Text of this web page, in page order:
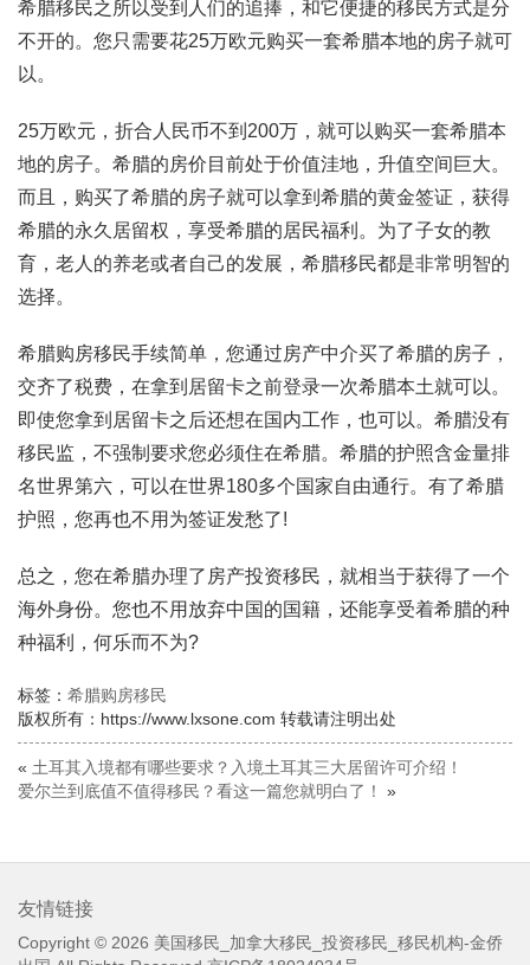
希腊移民之所以受到人们的追捧，和它便捷的移民方式是分
不开的。您只需要花25万欧元购买一套希腊本地的房子就可
以。
25万欧元，折合人民币不到200万，就可以购买一套希腊本
地的房子。希腊的房价目前处于价值洼地，升值空间巨大。
而且，购买了希腊的房子就可以拿到希腊的黄金签证，获得
希腊的永久居留权，享受希腊的居民福利。为了子女的教
育，老人的养老或者自己的发展，希腊移民都是非常明智的
选择。
希腊购房移民手续简单，您通过房产中介买了希腊的房子，
交齐了税费，在拿到居留卡之前登录一次希腊本土就可以。
即使您拿到居留卡之后还想在国内工作，也可以。希腊没有
移民监，不强制要求您必须住在希腊。希腊的护照含金量排
名世界第六，可以在世界180多个国家自由通行。有了希腊
护照，您再也不用为签证发愁了!
总之，您在希腊办理了房产投资移民，就相当于获得了一个
海外身份。您也不用放弃中国的国籍，还能享受着希腊的种
种福利，何乐而不为?
标签： 希腊购房移民
版权所有：https://www.lxsone.com 转载请注明出处
« 土耳其入境都有哪些要求？入境土耳其三大居留许可介绍！
爱尔兰到底值不值得移民？看这一篇您就明白了！
»
友情链接
Copyright © 2026 美国移民_加拿大移民_投资移民_移民机构-金侨